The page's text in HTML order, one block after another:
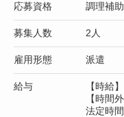
応募資格 調理補
募集人数 2人
雇用形態 派遣
給与
【時給
【時間
法定時